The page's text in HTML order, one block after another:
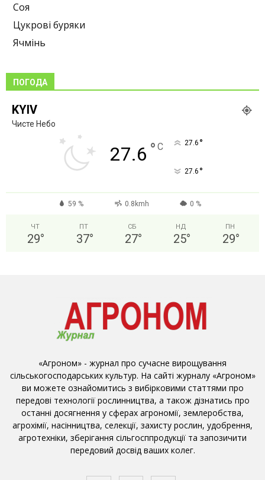
Соя
Цукрові буряки
Ячмінь
ПОГОДА
KYIV
Чисте Небо
27.6 ° C 27.6 °
27.6 °
59 % 0.8kmh 0 %
ЧТ
29°
ПТ
37°
СБ
27°
НД
25°
ПН
29°
«Агроном» - журнал про сучасне вирощування
сільськогосподарських культур. На сайті журналу «Агроном»
ви можете ознайомитись з вибірковими статтями про
передові технології рослинництва, а також дізнатись про
останні досягнення у сферах агрономії, землеробства,
агрохімії, насінництва, селекції, захисту рослин, удобрення,
агротехніки, зберігання сільгосппродукції та запозичити
передовий досвід ваших колег.